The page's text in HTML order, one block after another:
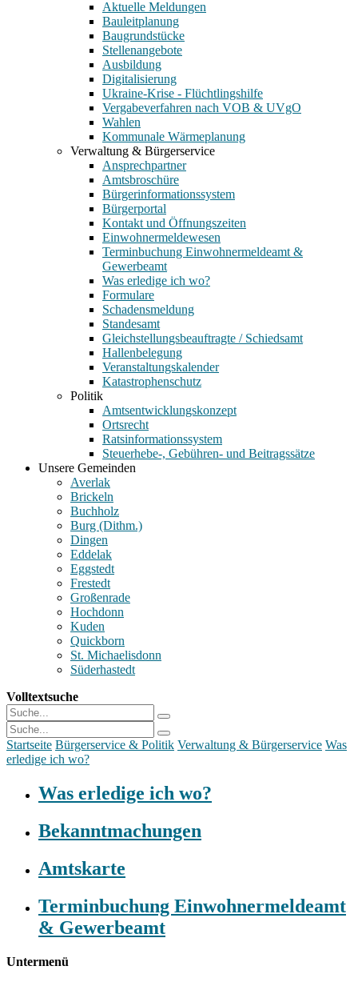
Aktuelle Meldungen
Bauleitplanung
Baugrundstücke
Stellenangebote
Ausbildung
Digitalisierung
Ukraine-Krise - Flüchtlingshilfe
Vergabeverfahren nach VOB & UVgO
Wahlen
Kommunale Wärmeplanung
Verwaltung & Bürgerservice
Ansprechpartner
Amtsbroschüre
Bürgerinformationssystem
Bürgerportal
Kontakt und Öffnungszeiten
Einwohnermeldewesen
Terminbuchung Einwohnermeldeamt &
Gewerbeamt
Was erledige ich wo?
Formulare
Schadensmeldung
Standesamt
Gleichstellungsbeauftragte / Schiedsamt
Hallenbelegung
Veranstaltungskalender
Katastrophenschutz
Politik
Amtsentwicklungskonzept
Ortsrecht
Ratsinformationssystem
Steuerhebe-, Gebühren- und Beitragssätze
Unsere Gemeinden
Averlak
Brickeln
Buchholz
Burg (Dithm.)
Dingen
Eddelak
Eggstedt
Frestedt
Großenrade
Hochdonn
Kuden
Quickborn
St. Michaelisdonn
Süderhastedt
Volltextsuche
Startseite Bürgerservice & Politik Verwaltung & Bürgerservice Was
erledige ich wo?
Was erledige ich wo?
Bekanntmachungen
Amtskarte
Terminbuchung Einwohnermeldeamt
& Gewerbeamt
Untermenü